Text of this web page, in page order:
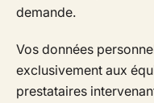
demande.
Vos données
exclusivement aux
prestataires